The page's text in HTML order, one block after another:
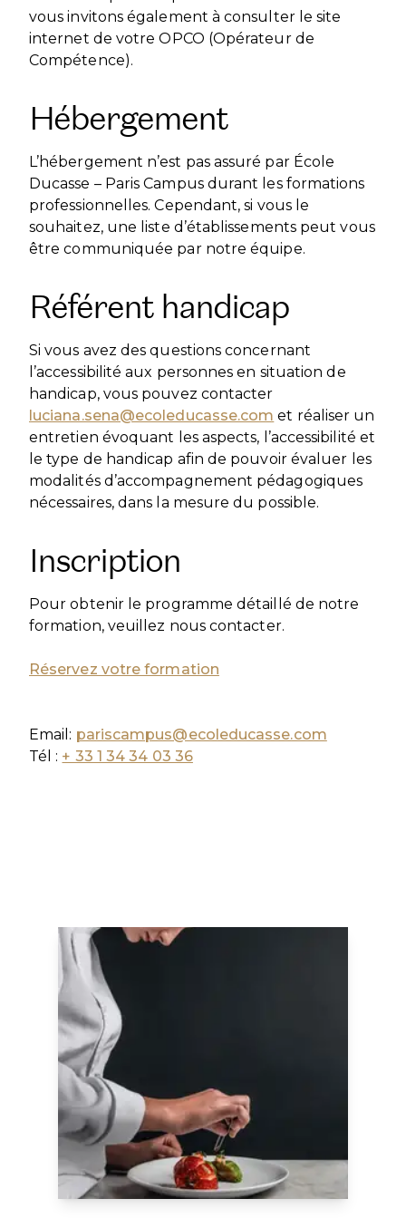
vous invitons également à consulter le site
internet de votre OPCO (Opérateur de
Compétence).
Hébergement
L’hébergement n’est pas assuré par École
Ducasse – Paris Campus durant les formations
professionnelles. Cependant, si vous le
souhaitez, une liste d’établissements peut vous
être communiquée par notre équipe.
Référent handicap
Si vous avez des questions concernant
l’accessibilité aux personnes en situation de
handicap, vous pouvez contacter
luciana.sena@ecoleducasse.com et réaliser un
entretien évoquant les aspects, l’accessibilité et
le type de handicap afin de pouvoir évaluer les
modalités d’accompagnement pédagogiques
nécessaires, dans la mesure du possible.
Inscription
Pour obtenir le programme détaillé de notre
formation, veuillez nous contacter.
Réservez votre formation
Email: pariscampus@ecoleducasse.com
Tél : + 33 1 34 34 03 36